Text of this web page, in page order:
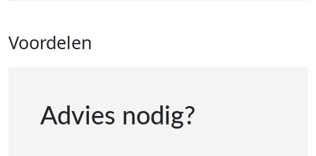
Voordelen
Advies nodig?